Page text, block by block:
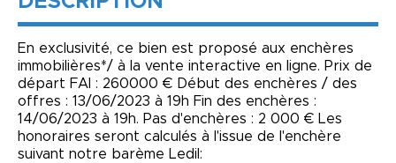
En exclusivité, ce bien est proposé aux enchères
immobilières*/ à la vente interactive en ligne. Prix de
départ FAI : 260000 € Début des enchères / des
offres : 13/06/2023 à 19h Fin des enchères :
14/06/2023 à 19h. Pas d'enchères : 2 000 € Les
honoraires seront calculés à l'issue de l'enchère
suivant notre barème Ledil: